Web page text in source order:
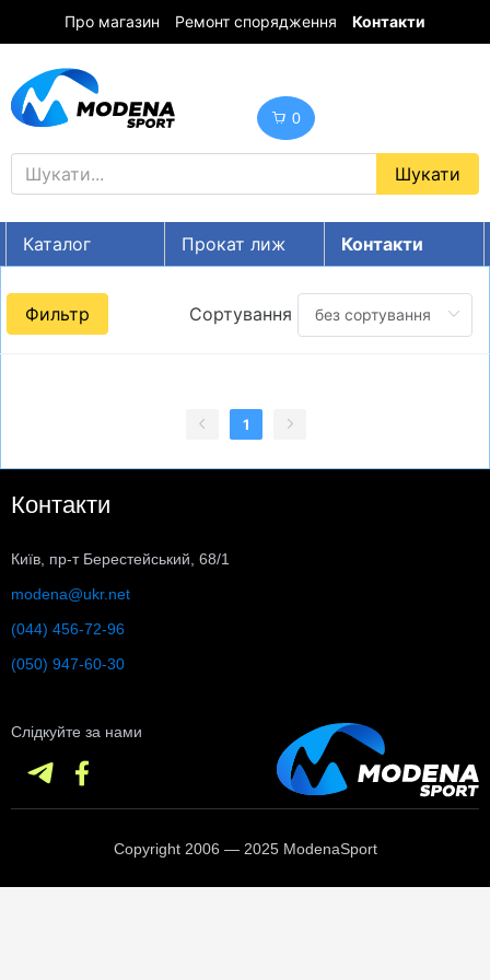
Про магазин Ремонт спорядження Контакти
0
Каталог Прокат лиж
Контакти
Знижки
ВЗУТТЯ
СУМКИ
ШОЛОМИ, ЗАХИСТ, ОКУЛЯРИ
БІГ, ФІТНЕС, М'ЯЧІ
ВЕЛОСИПЕДИ
САМОКАТИ
ВОДНІ ВИДИ СПОРТУ
ТУРИЗМ
Фильтр Сортування
1
Контакти
Київ, пр-т Берестейський, 68/1
modena@ukr.net
(044) 456-72-96
(050) 947-60-30
Слідкуйте за нами
Copyright 2006 — 2025 ModenaSport